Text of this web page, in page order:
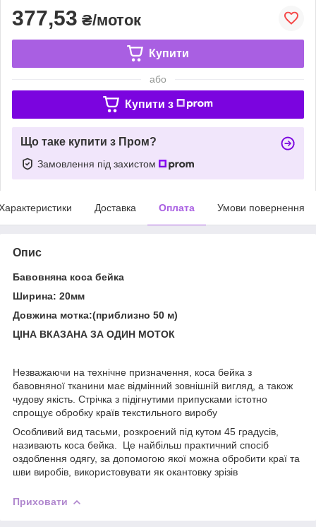
377,53 ₴/моток
Купити
або
Купити з
Що таке купити з Пром?
Замовлення під захистом
Доставка Оплата Умови повернення
Опис
Бавовняна коса бейка
Ширина: 20мм
Довжина мотка:(приблизно 50 м)
ЦІНА ВКАЗАНА ЗА ОДИН МОТОК
Незважаючи на технічне призначення, коса бейка з
бавовняної тканини має відмінний зовнішній вигляд, а також
чудову якість. Стрічка з підігнутими припусками істотно
спрощує обробку країв текстильного виробу
Особливий вид тасьми, розкроєний під кутом 45 градусів,
називають коса бейка. Це найбільш практичний спосіб
оздоблення одягу, за допомогою якої можна обробити краї та
шви виробів, використовувати як окантовку зрізів
Приховати